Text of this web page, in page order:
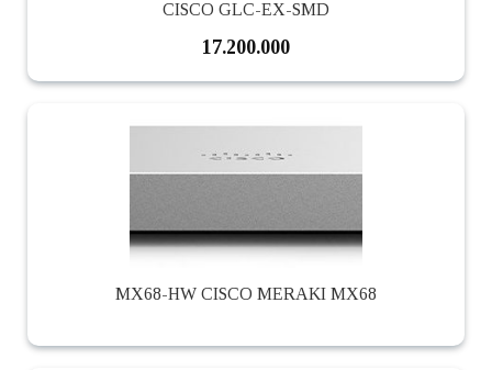
CISCO GLC-EX-SMD
17.200.000
MX68-HW CISCO MERAKI MX68